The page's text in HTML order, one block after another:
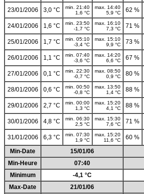
23/01/2006 3,0 °C
min. 21:40
1,6 °C
max. 14:40
5,9 °C
62 %
24/01/2006 1,6 °C
min. 23:50
-1,7 °C
max. 16:10
7,3 °C
71 %
25/01/2006 1,7 °C
min. 05:10
-3,4 °C
max. 15:10
9,9 °C
73 %
26/01/2006 1,1 °C
min. 07:40
-3,6 °C
max. 14:20
6,6 °C
67 %
27/01/2006 0,1 °C
min. 22:30
-0,7 °C
max. 08:50
0,9 °C
80 %
28/01/2006 0,6 °C
min. 00:50
-0,8 °C
max. 13:50
1,4 °C
88 %
29/01/2006 2,7 °C
min. 00:00
1,3 °C
max. 15:20
4,1 °C
88 %
30/01/2006 4,8 °C
min. 06:30
2,5 °C
max. 15:30
7,6 °C
71 %
31/01/2006 6,3 °C
min. 07:30
1,9 °C
max. 15:20
11,6 °C
60 %
Min-Date
15/01/06
Min-Heure
07:40
Minimum
-4,1 °C
Max-Date
21/01/06